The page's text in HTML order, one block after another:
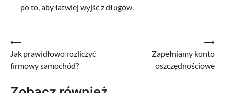
po to, aby łatwiej wyjść z długów.
Nawigacja
wpisu
⟵
Jak prawidłowo rozliczyć
firmowy samochód?
Zapełniamy konto
oszczędnościowe
⟶